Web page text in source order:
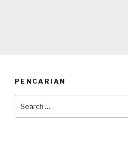
PENCARIAN